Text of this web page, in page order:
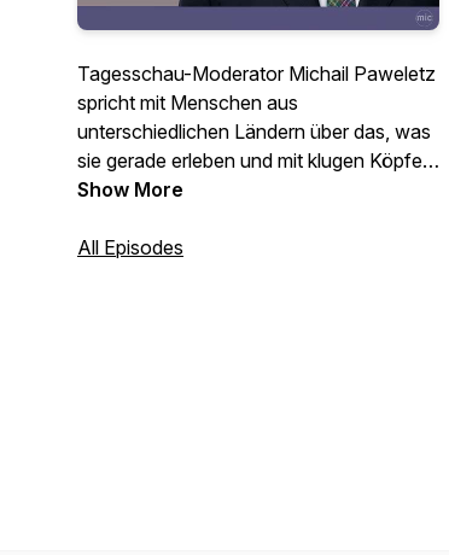
Tagesschau-Moderator Michail Paweletz
spricht mit Menschen aus
unterschiedlichen Ländern über das, was
sie gerade erleben und mit klugen Köpfen
sowie VertreterInnen der Gesellschaft
für eine neue Normalität mit und nach
Show More
All Episodes